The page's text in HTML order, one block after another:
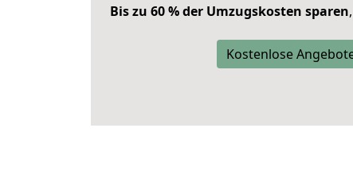
Bis zu 60 % der Umzugskosten sparen
Kostenlose